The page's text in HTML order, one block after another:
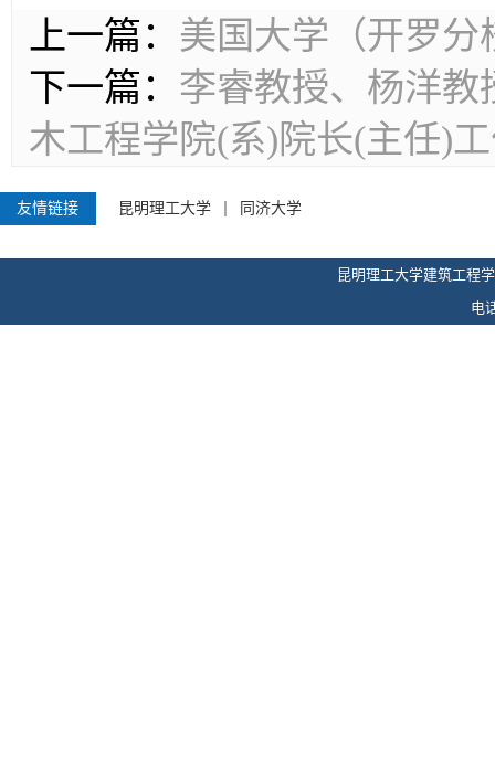
上一篇： 美国大学（开罗
下一篇： 李睿教授、杨洋教
木工程学院(系)院长(主任)
友情链接 昆明理工大学 同济大学
昆明理工大学建筑工程
电